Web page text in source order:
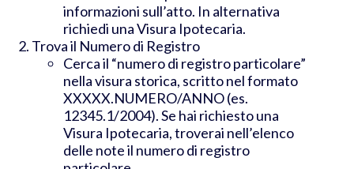
informazioni sull’atto. In alternativa
richiedi una Visura Ipotecaria.
Trova il Numero di Registro
Cerca il “numero di registro particolare”
nella visura storica, scritto nel formato
XXXXX.NUMERO/ANNO (es.
12345.1/2004). Se hai richiesto una
Visura Ipotecaria, troverai nell’elenco
delle note il numero di registro